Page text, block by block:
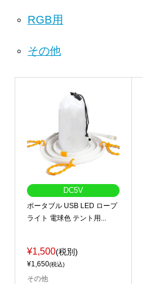
RGB用
その他
DC5V
ポータブル USB LED ロープ
ライト 電球色 テント用...
¥1,500(税別)
¥1,650(税込)
その他